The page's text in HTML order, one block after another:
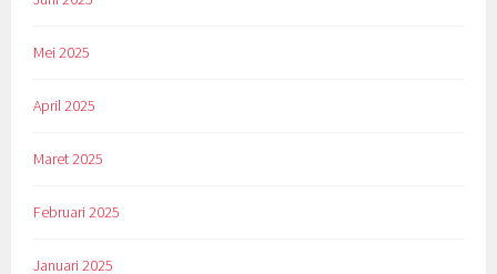
Mei 2025
April 2025
Maret 2025
Februari 2025
Januari 2025